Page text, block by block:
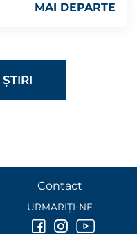
MAI DEPARTE
Contact
URMĂRIȚI-NE